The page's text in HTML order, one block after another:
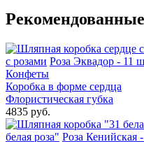
с розами Роза Эквадор - 11
Конфеты
Коробка в форме сердца
Флористическая губка
4835 руб.
белая роза" Роза Кенийская